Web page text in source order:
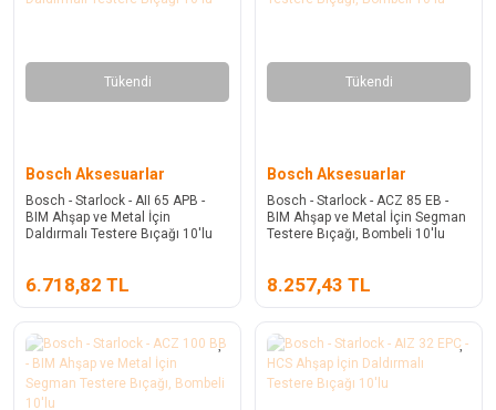
Tükendi
Bosch Aksesuarlar
Bosch - Starlock - AII 65 APB -
BIM Ahşap ve Metal İçin
Daldırmalı Testere Bıçağı 10'lu
6.718,82 TL
Tükendi
Bosch Aksesuarlar
Bosch - Starlock - ACZ 85 EB -
BIM Ahşap ve Metal İçin Segman
Testere Bıçağı, Bombeli 10'lu
8.257,43 TL